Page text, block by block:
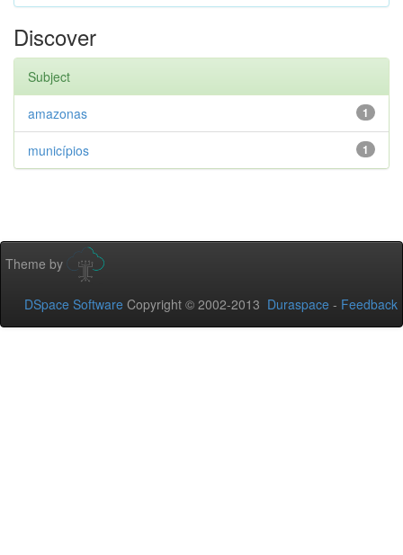
Discover
Subject
1
amazonas
1
municípios
Theme by
DSpace Software Copyright © 2002-2013 Duraspace - Feedback